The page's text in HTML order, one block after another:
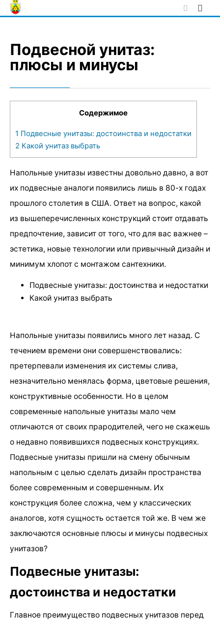
Skip
to
Подвесной унитаз:
плюсы и минусы
Содержимое
1 Подвесные унитазы: достоинства и недостатки
2 Какой унитаз выбрать
Напольные унитазы известны довольно давно, а вот
их подвесные аналоги появились лишь в 80-х годах
прошлого столетия в США. Ответ на вопрос, какой
из вышеперечисленных конструкций стоит отдавать
предпочтение, зависит от того, что для вас важнее –
эстетика, новые технологии или привычный дизайн и
минимум хлопот с монтажом сантехники.
Подвесные унитазы: достоинства и недостатки
Какой унитаз выбрать
Напольные унитазы появились много лет назад. С
течением времени они совершенствовались:
претерпевали изменения их системы слива,
незначительно менялась форма, цветовые решения,
конструктивные особенности. Но в целом
современные напольные унитазы мало чем
отличаются от своих прародителей, чего не скажешь
о недавно появившихся подвесных конструкциях.
Подвесные унитазы пришли на смену обычным
напольным с целью сделать дизайн пространства
более современным и совершенным. Их
конструкция более сложна, чем у классических
аналогов, хотя сущность остается той же. В чем же
заключаются основные плюсы и минусы подвесных
унитазов?
Подвесные унитазы:
достоинства и недостатки
Главное преимущество подвесных унитазов перед